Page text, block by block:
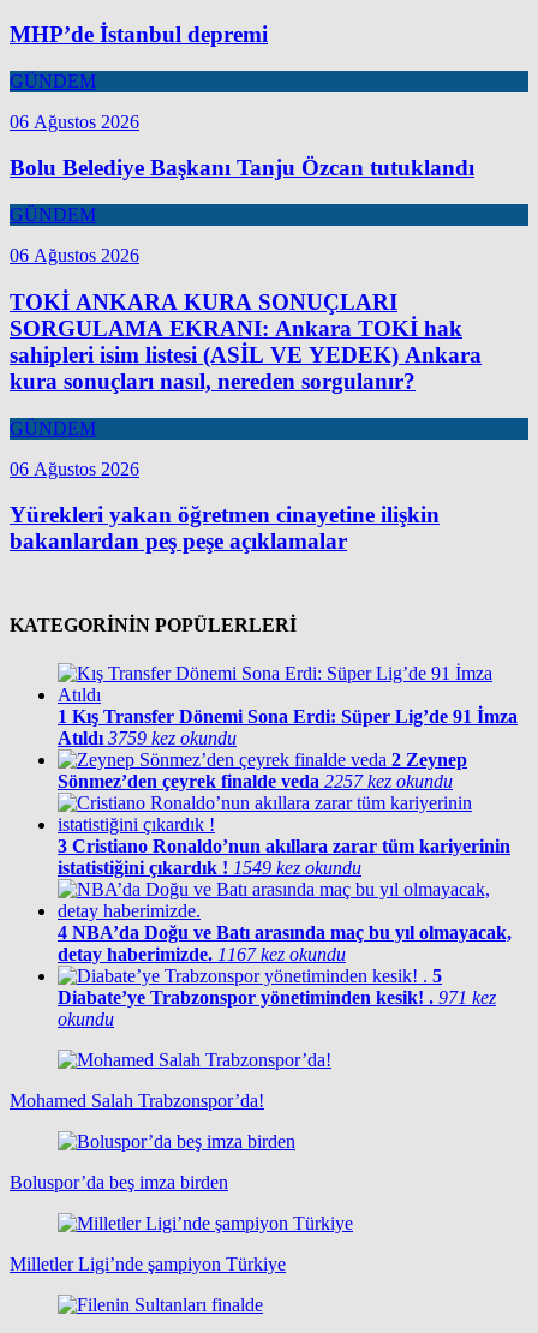
MHP’de İstanbul depremi
GÜNDEM
06 Ağustos 2026
Bolu Belediye Başkanı Tanju Özcan tutuklandı
GÜNDEM
06 Ağustos 2026
TOKİ ANKARA KURA SONUÇLARI
SORGULAMA EKRANI: Ankara TOKİ hak
sahipleri isim listesi (ASİL VE YEDEK) Ankara
kura sonuçları nasıl, nereden sorgulanır?
GÜNDEM
06 Ağustos 2026
Yürekleri yakan öğretmen cinayetine ilişkin
bakanlardan peş peşe açıklamalar
KATEGORİNİN POPÜLERLERİ
1 Kış Transfer Dönemi Sona Erdi: Süper Lig’de 91 İmza
Atıldı 3759 kez okundu
2 Zeynep
Sönmez’den çeyrek finalde veda 2257 kez okundu
3 Cristiano Ronaldo’nun akıllara zarar tüm kariyerinin
istatistiğini çıkardık ! 1549 kez okundu
4 NBA’da Doğu ve Batı arasında maç bu yıl olmayacak,
detay haberimizde. 1167 kez okundu
5
Diabate’ye Trabzonspor yönetiminden kesik! . 971 kez
okundu
Mohamed Salah Trabzonspor’da!
Boluspor’da beş imza birden
Milletler Ligi’nde şampiyon Türkiye